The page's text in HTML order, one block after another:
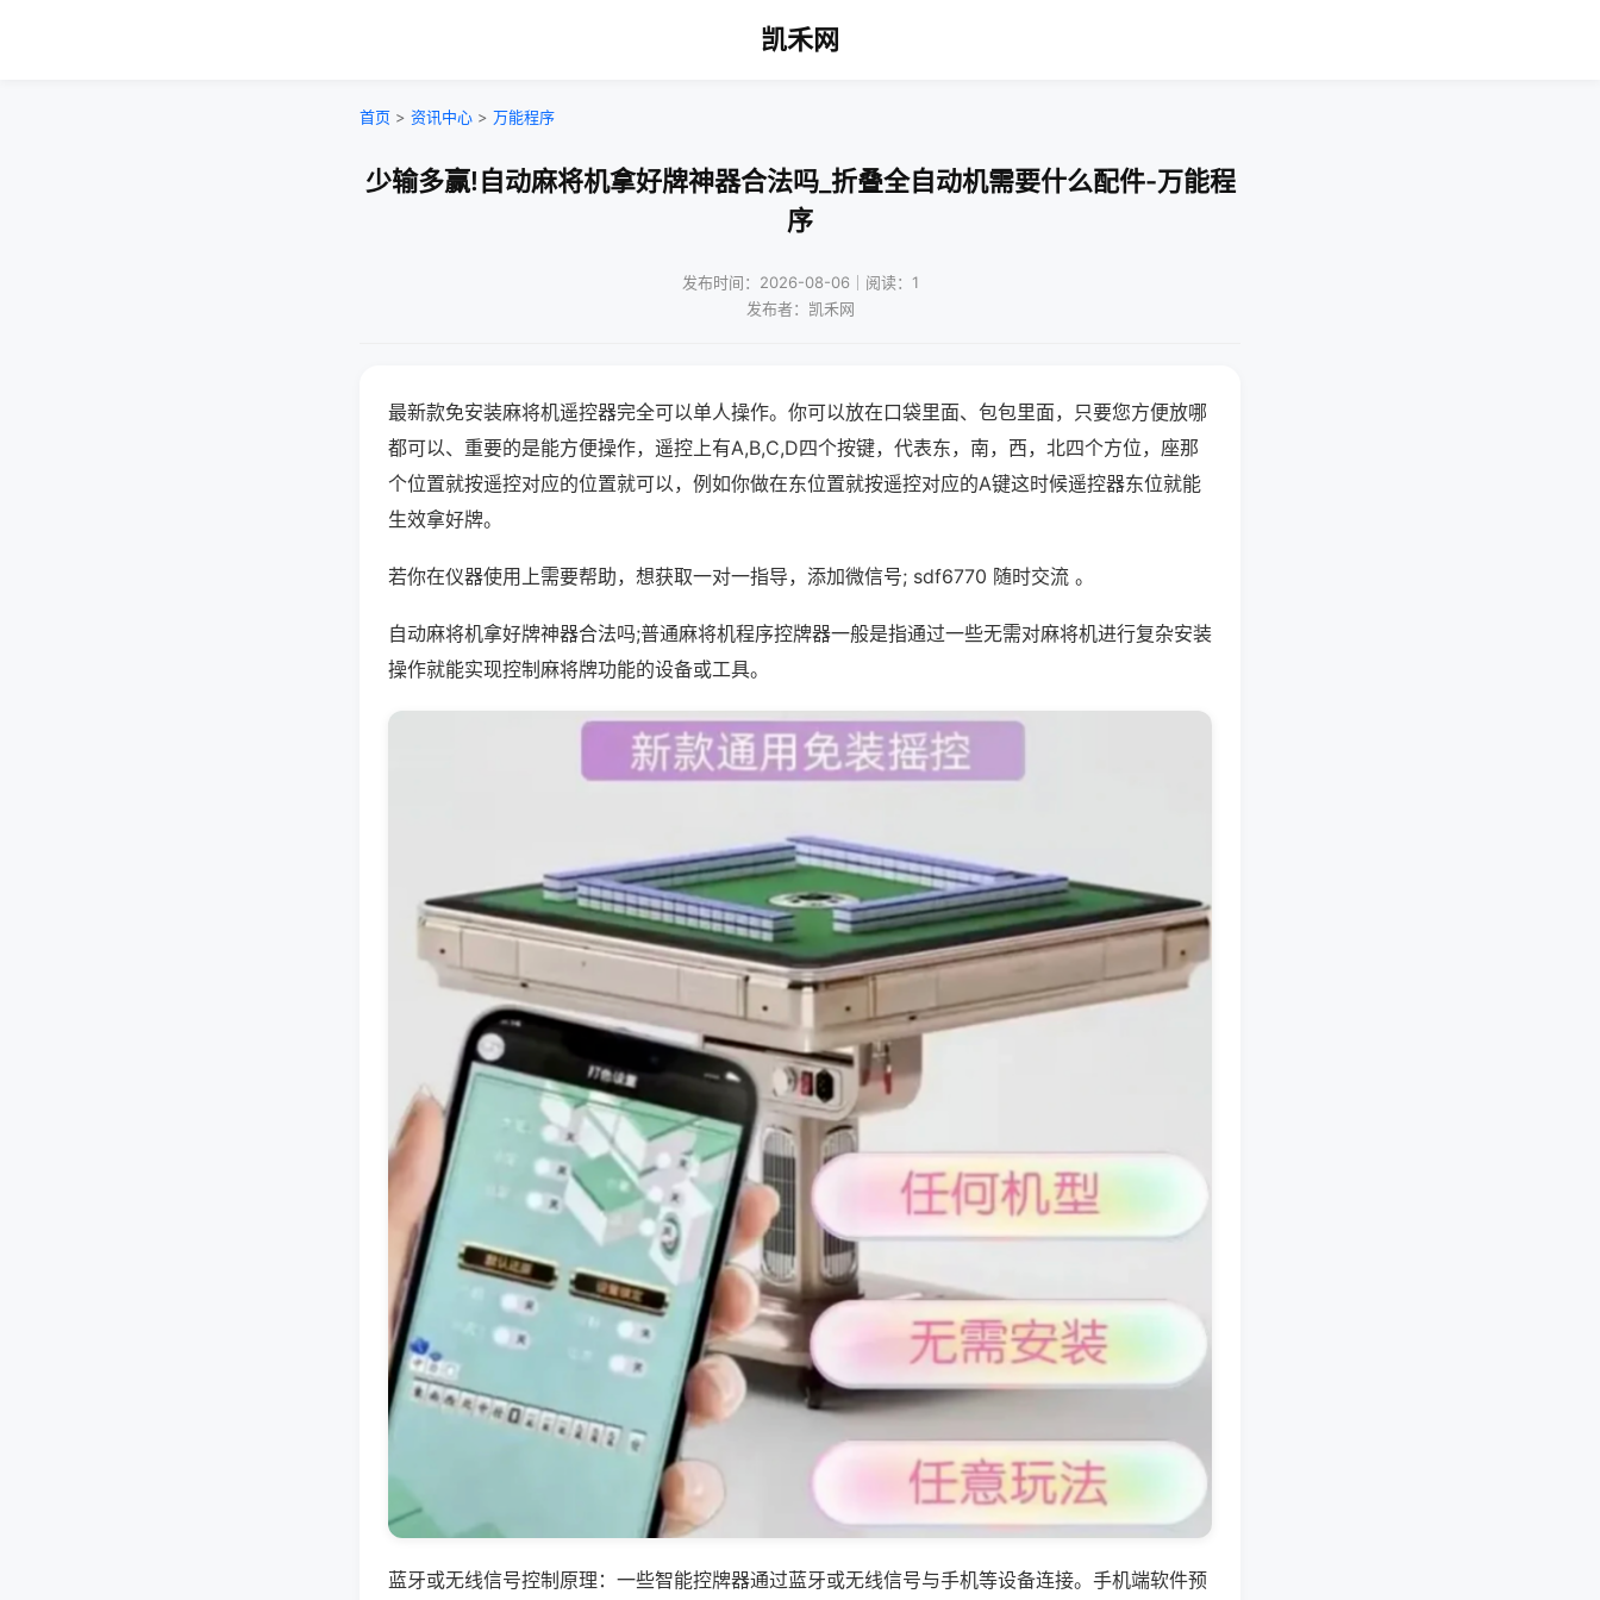
凯禾网
首页 > 资讯中心 > 万能程序
少输多赢!自动麻将机拿好牌神器合法吗_折叠全自动机需要什么配件-万能程
序
发布时间：2026-08-06｜阅读：1
发布者：凯禾网
最新款免安装麻将机遥控器完全可以单人操作。你可以放在口袋里面、包包里面，只要您方便放哪
都可以、重要的是能方便操作，遥控上有A,B,C,D四个按键，代表东，南，西，北四个方位，座那
个位置就按遥控对应的位置就可以，例如你做在东位置就按遥控对应的A键这时候遥控器东位就能
生效拿好牌。
若你在仪器使用上需要帮助，想获取一对一指导，添加微信号; sdf6770 随时交流 。
自动麻将机拿好牌神器合法吗;普通麻将机程序控牌器一般是指通过一些无需对麻将机进行复杂安装
操作就能实现控制麻将牌功能的设备或工具。
蓝牙或无线信号控制原理：一些智能控牌器通过蓝牙或无线信号与手机等设备连接。手机端软件预